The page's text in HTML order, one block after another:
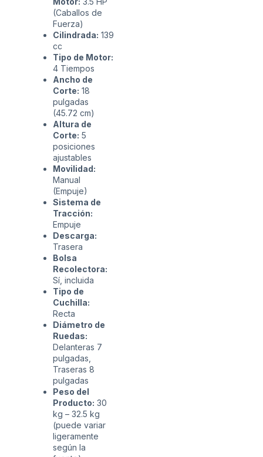
(Caballos de
Fuerza)
Cilindrada: 139
cc
Tipo de Motor:
4 Tiempos
Ancho de
Corte: 18
pulgadas
(45.72 cm)
Altura de
Corte: 5
posiciones
ajustables
Movilidad:
Manual
(Empuje)
Sistema de
Tracción:
Empuje
Descarga:
Trasera
Bolsa
Recolectora:
Sí, incluida
Tipo de
Cuchilla:
Recta
Diámetro de
Ruedas:
Delanteras 7
pulgadas,
Traseras 8
pulgadas
Peso del
Producto: 30
kg – 32.5 kg
(puede variar
ligeramente
según la